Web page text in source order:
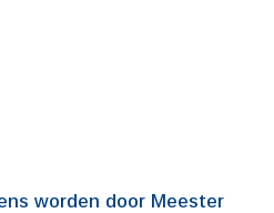
worden door Meester